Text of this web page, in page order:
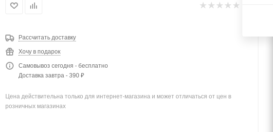
Рассчитать доставку
Хочу в подарок
Самовывоз сегодня - бесплатно
Доставка завтра - 390 ₽
Цена действительна только для интернет-магазина и может отличаться от цен в
розничных магазинах